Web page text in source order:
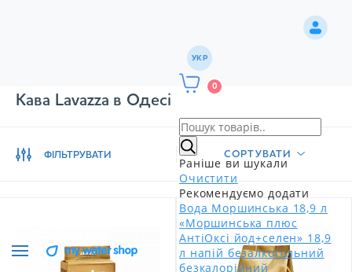
УКР
0
Раніше ви шукали
Очистити
Рекомендуємо додати
Вода Моршинська 18,9 л
«Моршинська плюс
АнтіОксі йод+селен» 18,9
л напій безалкогольний
безкалорійний
Кава Lavazza в Одесі
ФІЛЬТРУВАТИ СОРТУВАТИ